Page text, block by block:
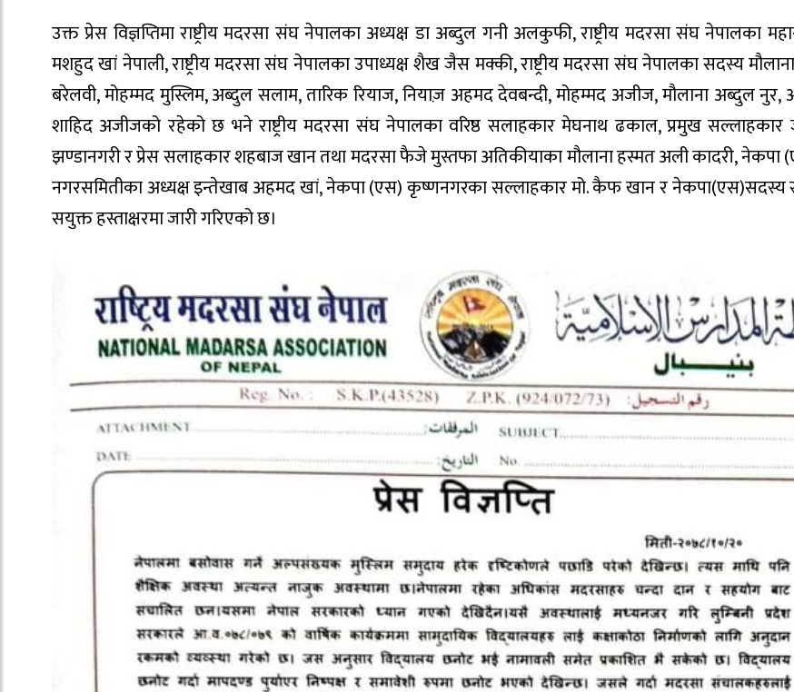
उक्त प्रेस विज्ञप्तिमा राष्ट्रीय मदरसा संघ नेपालका अध्यक्ष डा अब्दुल गनी अलकुफी, राष्ट्रीय मदरसा संघ नेपालका
मशहुद खां नेपाली, राष्ट्रीय मदरसा संघ नेपालका उपाध्यक्ष शैख जैस मक्की, राष्ट्रीय मदरसा संघ नेपालका सदस्य
बरेलवी, मोहम्मद मुस्लिम, अब्दुल सलाम, तारिक रियाज, नियाज़ अहमद देवबन्दी, मोहम्मद अजीज, मौलाना अब्दुल
शाहिद अजीजको रहेको छ भने राष्ट्रीय मदरसा संघ नेपालका वरिष्ठ सलाहकार मेघनाथ ढकाल, प्रमुख
झण्डानगरी र प्रेस सलाहकार शहबाज खान तथा मदरसा फैजे मुस्तफा अतिकीयाका मौलाना‌ हस्मत अली कादरी,
नगरसमितीका अध्यक्ष इन्तेखाब अहमद खां, नेकपा (एस) कृष्णनगरका सल्लाहकार मो. कैफ खान र नेकपा(एस)सदस्य
सयुक्त हस्ताक्षरमा जारी गरिएको‌ छ।